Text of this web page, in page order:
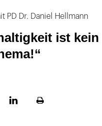
PD Dr. Daniel Hellmann
ist kein
LinekdInSeite